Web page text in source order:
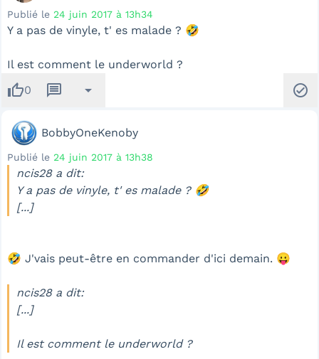
Publié le 24 juin 2017 à 13h34
Y a pas de vinyle, t' es malade ? 🤣
Il est comment le underworld ?
thumb_up0 message arrow_drop_down check_circle
BobbyOneKenoby
Publié le 24 juin 2017 à 13h38
ncis28 a dit:
Y a pas de vinyle, t' es malade ? 🤣
[...]
🤣 J'vais peut-être en commander d'ici demain. 😛
ncis28 a dit:
[...]
Il est comment le underworld ?